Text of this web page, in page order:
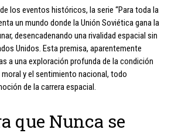
los eventos históricos, la serie “Para toda la
un mundo donde la Unión Soviética gana la
desencadenando una rivalidad espacial sin
Unidos. Esta premisa, aparentemente
a una exploración profunda de la condición
y el sentimiento nacional, todo
de la carrera espacial.
que Nunca se